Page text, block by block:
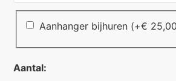
Aanhanger bijhuren (+€ 25,00
Aantal: